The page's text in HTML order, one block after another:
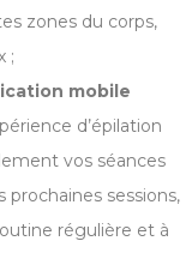
zones du corps,
;
mobile
d’épilation
vos séances
prochaines sessions,
régulière et à